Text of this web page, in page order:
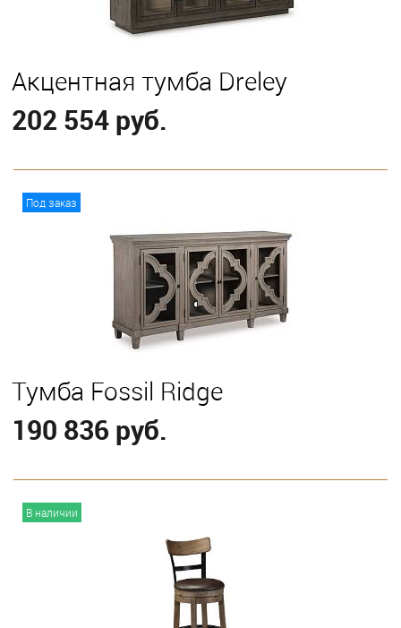
Акцентная тумба Dreley
202 554 руб.
Под заказ
Тумба Fossil Ridge
190 836 руб.
В наличии